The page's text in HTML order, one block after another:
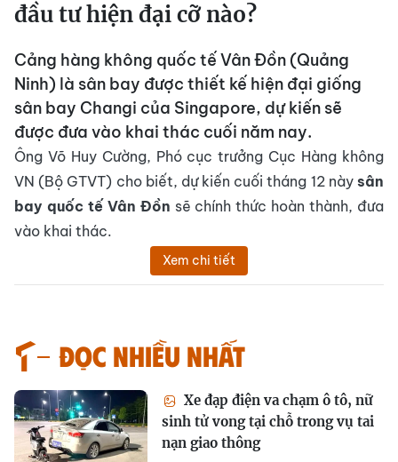
đầu tư hiện đại cỡ nào?
Cảng hàng không quốc tế Vân Đồn (Quảng
Ninh) là sân bay được thiết kế hiện đại giống
sân bay Changi của Singapore, dự kiến sẽ
được đưa vào khai thác cuối năm nay.
Ông Võ Huy Cường, Phó cục trưởng Cục Hàng không
VN (Bộ GTVT) cho biết, dự kiến cuối tháng 12 này sân
bay quốc tế Vân Đồn sẽ chính thức hoàn thành, đưa
vào khai thác.
Xem chi tiết
Đọc nhiều nhất
Xe đạp điện va chạm ô tô, nữ
sinh tử vong tại chỗ trong vụ tai
nạn giao thông